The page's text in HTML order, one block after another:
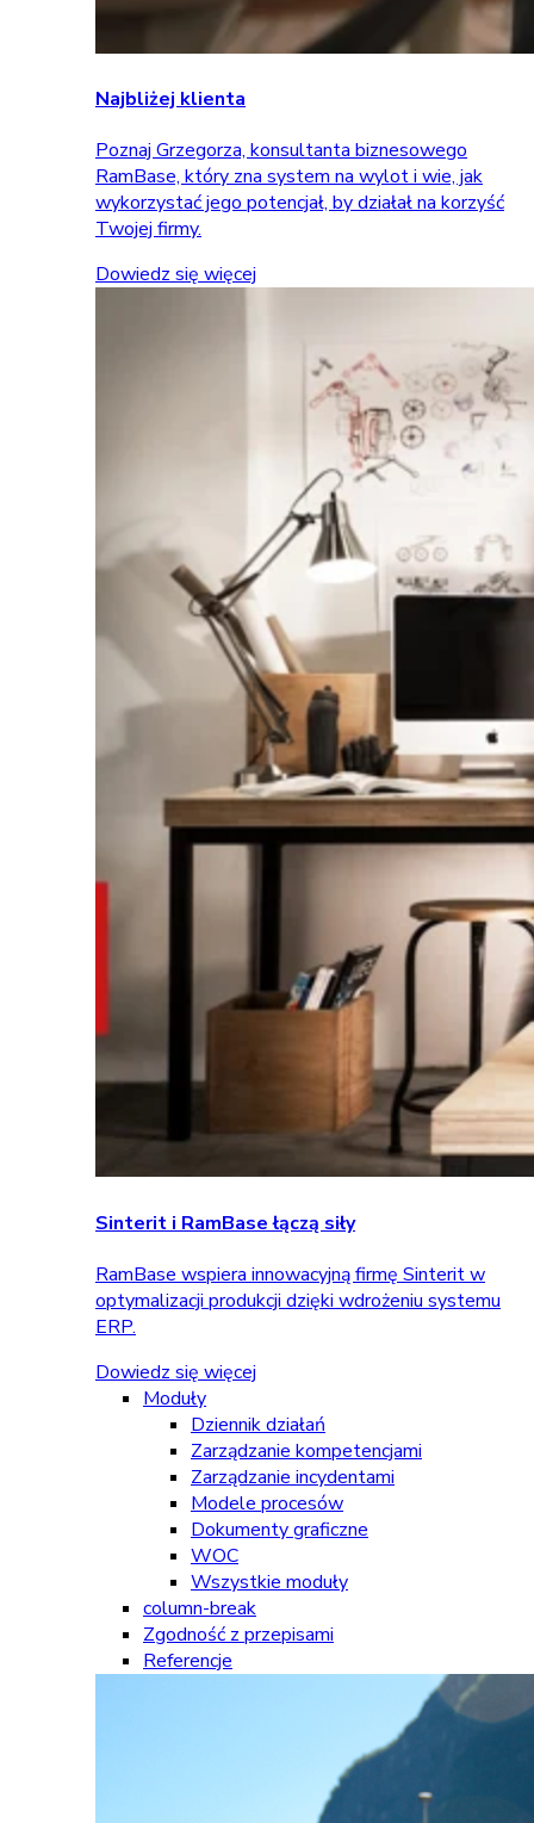
Najbliżej klienta
Poznaj Grzegorza, konsultanta biznesowego
RamBase, który zna system na wylot i wie, jak
wykorzystać jego potencjał, by działał na korzyść
Twojej firmy.
Dowiedz się więcej
Sinterit i RamBase łączą siły
RamBase wspiera innowacyjną firmę Sinterit w
optymalizacji produkcji dzięki wdrożeniu systemu
ERP.
Dowiedz się więcej
Moduły
Dziennik działań
Zarządzanie kompetencjami
Zarządzanie incydentami
Modele procesów
Dokumenty graficzne
WOC
Wszystkie moduły
column-break
Zgodność z przepisami
Referencje